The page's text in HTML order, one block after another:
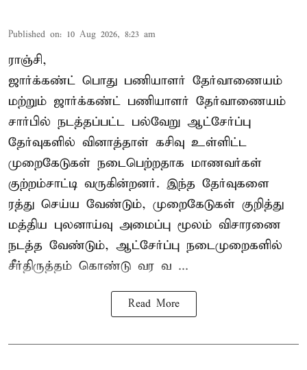
Published on: 10 Aug 2026, 8:23 am
ராஞ்சி,
ஜார்க்கண்ட் பொது பணியாளர் தேர்வாணையம்
மற்றும் ஜார்க்கண்ட் பணியாளர் தேர்வாணையம்
சார்பில் நடத்தப்பட்ட பல்வேறு ஆட்சேர்ப்பு
தேர்வுகளில் வினாத்தாள் கசிவு உள்ளிட்ட
முறைகேடுகள் நடைபெற்றதாக மாணவர்கள்
குற்றம்சாட்டி வருகின்றனர். இந்த தேர்வுகளை
ரத்து செய்ய வேண்டும், முறைகேடுகள் குறித்து
மத்திய புலனாய்வு அமைப்பு மூலம் விசாரணை
நடத்த வேண்டும், ஆட்சேர்ப்பு நடைமுறைகளில்
சீர்திருத்தம் கொண்டு வர வ ...
Read More